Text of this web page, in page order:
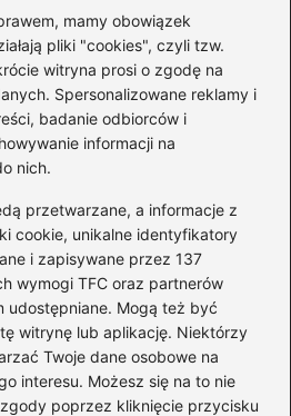
mamy obowiązek
pliki "cookies", czyli tzw.
witryna prosi o zgodę na
Spersonalizowane reklamy i
badanie odbiorców i
informacji na
nich.
przetwarzane, a informacje z
cookie, unikalne identyfikatory
i zapisywane przez 137
wymogi TFC oraz partnerów
udostępniane. Mogą też być
witrynę lub aplikację. Niektórzy
Twoje dane osobowe na
interesu. Możesz się na to nie
poprzez kliknięcie przycisku
suplementy, zwracając uwagę
skład oraz bezpieczeństwo
stosowania.
ma sens? Odkryj jego
jak osiągnąć zjawiskową
zostanie opublikowany.
oznaczone*